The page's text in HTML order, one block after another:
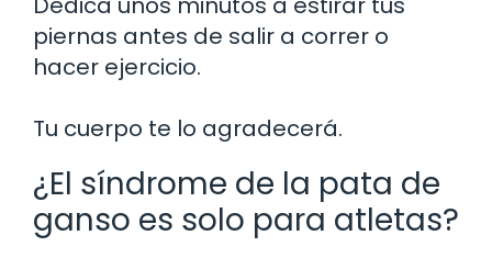
piernas antes de salir a correr o
hacer ejercicio.
Tu cuerpo te lo agradecerá.
¿El síndrome de la pata de
ganso es solo para atletas?